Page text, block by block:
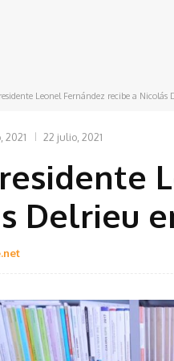
Leonel Fernández recibe a Nicolás
2021 22 julio, 2021
Delrieu